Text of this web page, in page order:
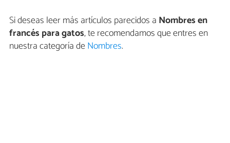
Si deseas leer más artículos parecidos a Nombres en
francés para gatos, te recomendamos que entres en
nuestra categoría deNombres.